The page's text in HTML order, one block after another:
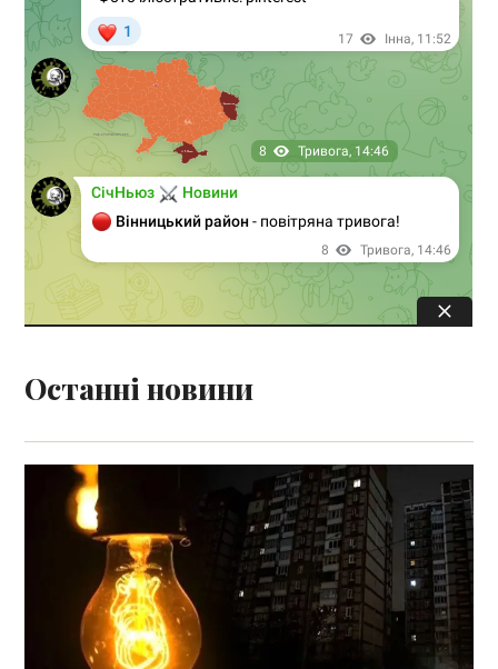
Останні новини